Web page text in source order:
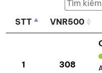
STT VNR500
1 308